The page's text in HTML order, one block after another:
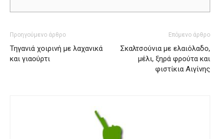
Προηγούμενο άρθρο
Τηγανιά χοιρινή με λαχανικά
και γιαούρτι
Επόμενο άρθρο
Σκαλτσούνια με ελαιόλαδο,
μέλι, ξηρά φρούτα και
φιστίκια Αιγίνης